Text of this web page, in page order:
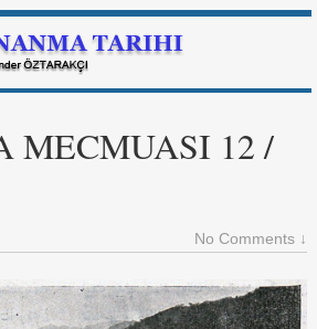
MECMUASI 12 /
No Comments ↓